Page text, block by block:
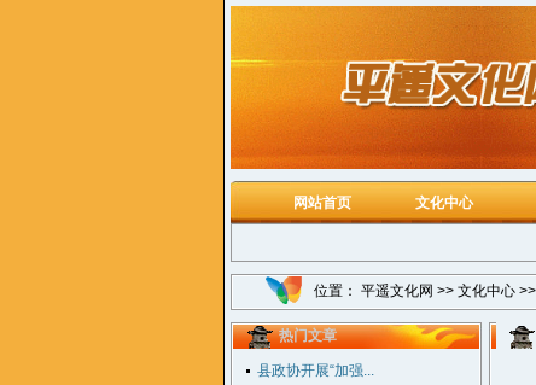
网站首页 文化中心
位置： 平遥文化网 >> 文化中心 >>
热门文章
县政协开展“加强...